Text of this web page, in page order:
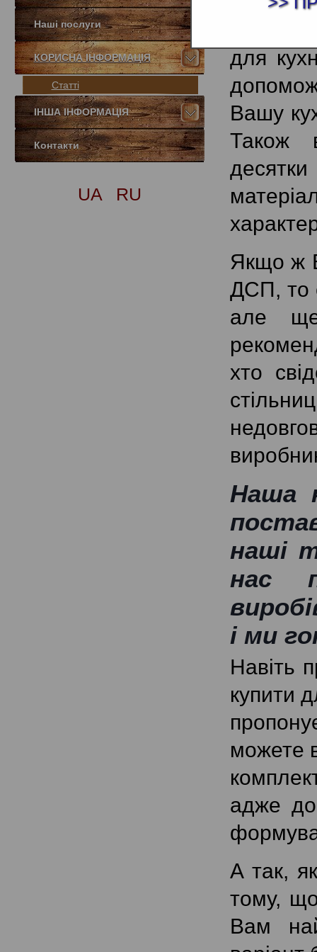
Наші послуги
КОРИСНА ІНФОРМАЦІЯ
Статті
ІНША ІНФОРМАЦІЯ
Контакти
UA RU
для
Вашу
Також
Якщо ж
ДСП, то
але
хто
Наша
наші
нас
і ми
Навіть
купити
можете
адже
А так,
тому,
Вам